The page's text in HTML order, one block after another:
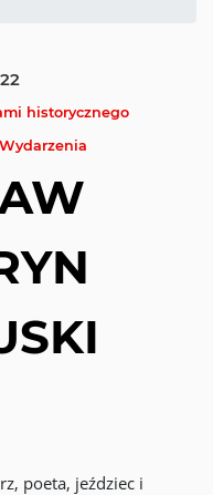
historycznego
Wydarzenia
poeta, jeździec i